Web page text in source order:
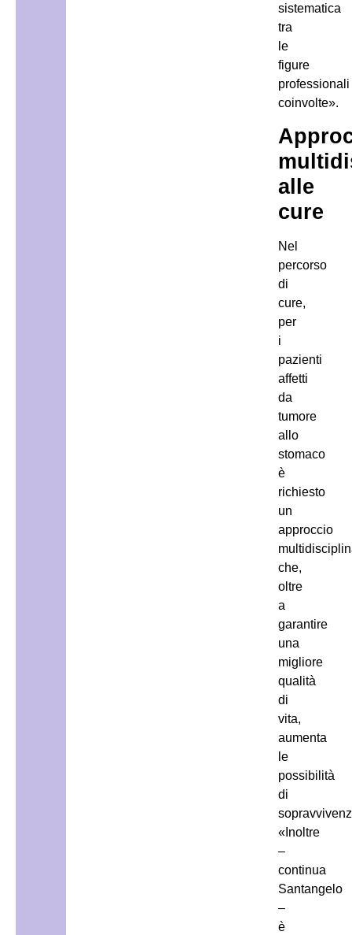
sistematica
tra
le
figure
professionali
coinvolte».
alle
cure
Nel
percorso
di
cure,
per
i
pazienti
affetti
da
tumore
allo
stomaco
è
richiesto
un
approccio
che,
oltre
a
garantire
una
migliore
qualità
di
vita,
aumenta
le
possibilità
di
«Inoltre
–
continua
Santangelo
–
è